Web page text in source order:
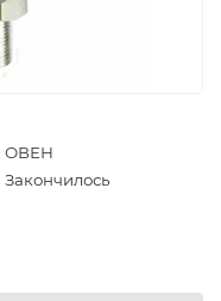
ОВЕН
Закончилось